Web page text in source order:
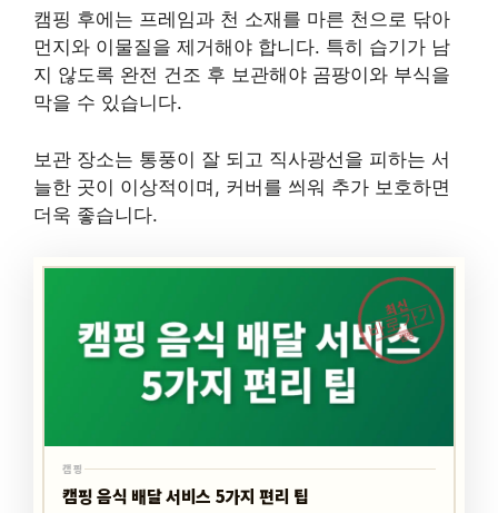
캠핑 후에는 프레임과 천 소재를 마른 천으로 닦아
먼지와 이물질을 제거해야 합니다. 특히 습기가 남
지 않도록 완전 건조 후 보관해야 곰팡이와 부식을
막을 수 있습니다.
보관 장소는 통풍이 잘 되고 직사광선을 피하는 서
늘한 곳이 이상적이며, 커버를 씌워 추가 보호하면
더욱 좋습니다.
최신
바로가기
캠핑
캠핑
캠핑 음식 배달 서비스 5가지 편리 팁